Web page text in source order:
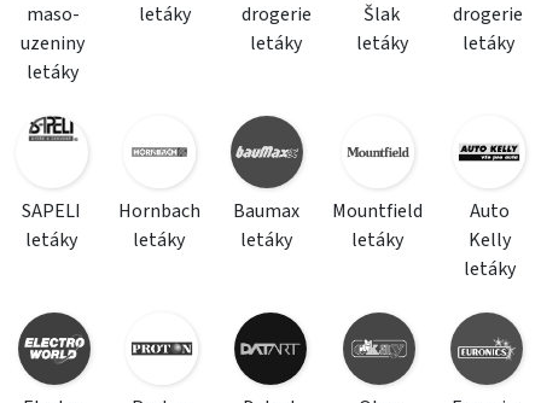
maso-
uzeniny
letáky
letáky
drogerie
letáky
Šlak
letáky
drogerie
letáky
SAPELI
letáky
Hornbach
letáky
Baumax
letáky
Mountfield
letáky
Auto
Kelly
letáky